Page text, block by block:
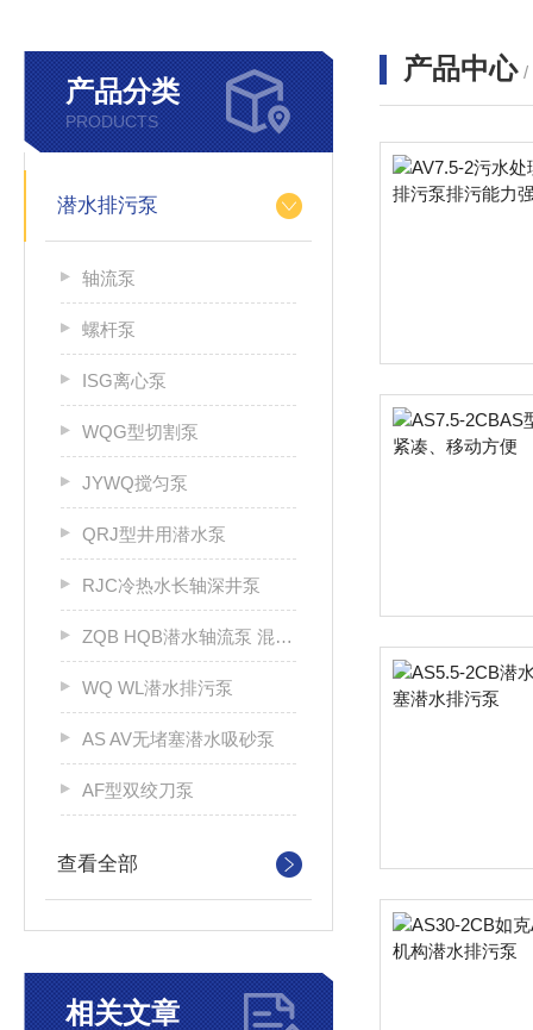
产品分类
PRODUCTS
潜水排污泵
轴流泵
螺杆泵
ISG离心泵
WQG型切割泵
JYWQ搅匀泵
QRJ型井用潜水泵
RJC冷热水长轴深井泵
ZQB HQB潜水轴流泵 混流泵
WQ WL潜水排污泵
AS AV无堵塞潜水吸砂泵
AF型双绞刀泵
查看全部
相关文章
产品中心 /